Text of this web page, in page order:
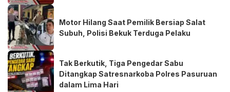
Motor Hilang Saat Pemilik Bersiap Salat
Subuh, Polisi Bekuk Terduga Pelaku
Tak Berkutik, Tiga Pengedar Sabu
Ditangkap Satresnarkoba Polres Pasuruan
dalam Lima Hari